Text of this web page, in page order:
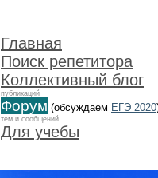
Главная
Поиск репетитора
Коллективный блог
публикаций
Форум (обсуждаем ЕГЭ 2020
тем и сообщений
Для учебы